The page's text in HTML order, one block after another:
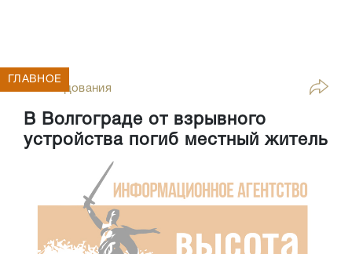
Расследования
В Волгограде от взрывного
устройства погиб местный житель
ГЛАВНОЕ